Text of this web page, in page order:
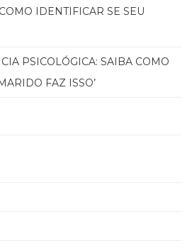
IDENTIFICAR SE SEU
PSICOLÓGICA: SAIBA COMO
FAZ ISSO’